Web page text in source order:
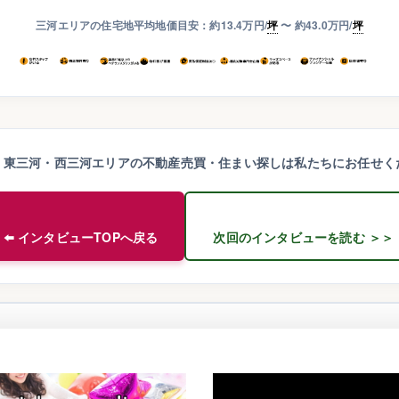
三河エリアの住宅地平均地価目安：約13.4万円/坪〜 約43.0万円/坪
三河・西三河エリアの不動産売買・住まい探しは私たちにお任せ
⬅️ インタビューTOPへ戻る 次回のインタビューを読む ＞＞